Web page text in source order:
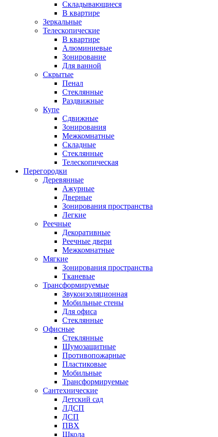
Складывающиеся
В квартире
Зеркальные
Телескопические
В квартире
Алюминиевые
Зонирование
Для ванной
Скрытые
Пенал
Стеклянные
Раздвижные
Купе
Сдвижные
Зонирования
Межкомнатные
Складные
Стеклянные
Телескопическая
Перегородки
Деревянные
Ажурные
Дверные
Зонирования пространства
Легкие
Реечные
Декоративные
Реечные двери
Межкомнатные
Мягкие
Зонирования пространства
Тканевые
Трансформируемые
Звукоизоляционная
Мобильные стены
Для офиса
Стеклянные
Офисные
Стеклянные
Шумозащитные
Противопожарные
Пластиковые
Мобильные
Трансформируемые
Сантехнические
Детский сад
ЛДСП
ДСП
ПВХ
Школа